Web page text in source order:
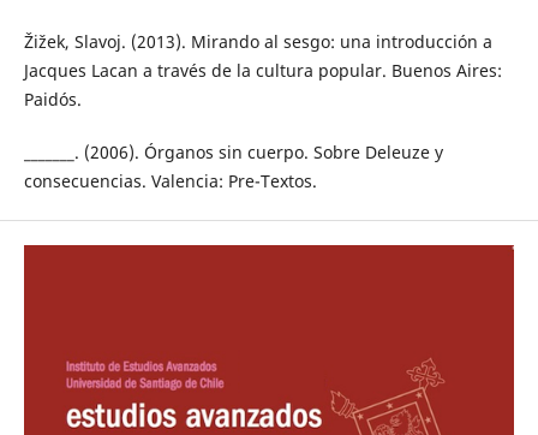
Žižek, Slavoj. (2013). Mirando al sesgo: una introducción a
Jacques Lacan a través de la cultura popular. Buenos Aires:
Paidós.
_______. (2006). Órganos sin cuerpo. Sobre Deleuze y
consecuencias. Valencia: Pre-Textos.